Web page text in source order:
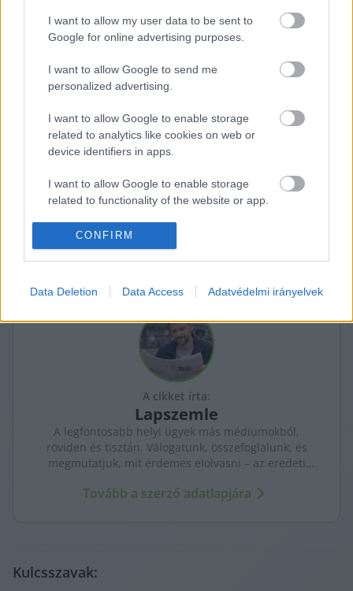
I want to allow my user data to be sent to
Google for online advertising purposes.
I want to allow Google to send me
personalized advertising.
I want to allow Google to enable storage
related to analytics like cookies on web or
device identifiers in apps.
I want to allow Google to enable storage
related to functionality of the website or app.
I want to allow Google to enable storage
related to personalization.
related to security, including authentication
CONFIRM
Data Deletion Data Access Adatvédelmi irányelvek
A Demokratikus Koalíció nem szerzett
mandátumot a választáson, azaz története során
először nem jutott be a parlamentbe – írta a
Dobrev Klára pártelnök sajtótájékoztatón
elnökség távozik, vállalva a felelősséget.
ECSUP SHORTS Összes videó
A cikket írta:
Lapszemle
A legfontosabb helyi ügyek más médiumokból,
röviden és tisztán. Válogatunk, összefoglalunk, és
megmutatjuk, mit érdemes elolvasni – az eredeti
Tovább a szerző adatlapjára
Kulcsszavak: